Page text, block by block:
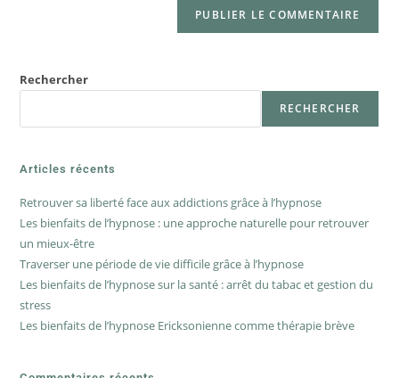
Rechercher
RECHERCHER
Articles récents
Retrouver sa liberté face aux addictions grâce à l’hypnose
Les bienfaits de l’hypnose : une approche naturelle pour retrouver
un mieux-être
Traverser une période de vie difficile grâce à l’hypnose
Les bienfaits de l’hypnose sur la santé : arrêt du tabac et gestion du
stress
Les bienfaits de l’hypnose Ericksonienne comme thérapie brève